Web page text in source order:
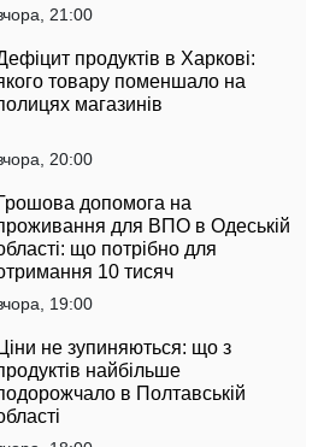
21:00
продуктів в Харкові:
товару поменшало на
магазинів
20:00
допомога на
для ВПО в Одеській
що потрібно для
10 тисяч
19:00
Ціни не зупиняються: що з
найбільше
в Полтавській